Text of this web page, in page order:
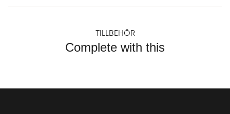
TILLBEHÖR
Complete with this